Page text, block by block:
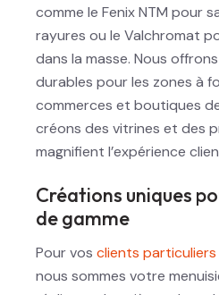
comme le Fenix NTM pour
rayures ou le Valchromat
dans la masse. Nous
durables pour les zones à
commerces et boutiques
créons des vitrines et des
magnifient l’expérience
Créations uniques
de gamme
Pour vos clients particuliers
nous sommes votre